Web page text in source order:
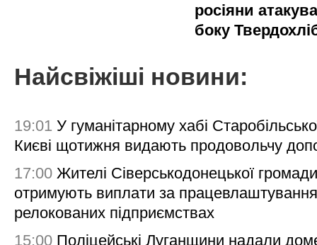
росіяни
боку
Найсвіжіші новини:
19:01 У гуманітарному хабі
Києві щотижня видають продовольчу
17:00 Жителі Сіверськодонецької
отримують виплати за
релокованих підприємствах
15:00 Поліцейські Луганщини надали